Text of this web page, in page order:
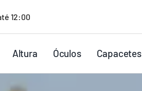
12:00
Altura Óculos Capacetes